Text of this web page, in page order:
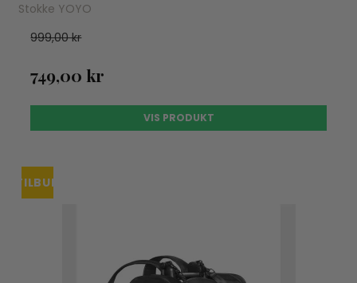
Stokke YOYO
999,00 kr
749,00 kr
VIS PRODUKT
TILBUD